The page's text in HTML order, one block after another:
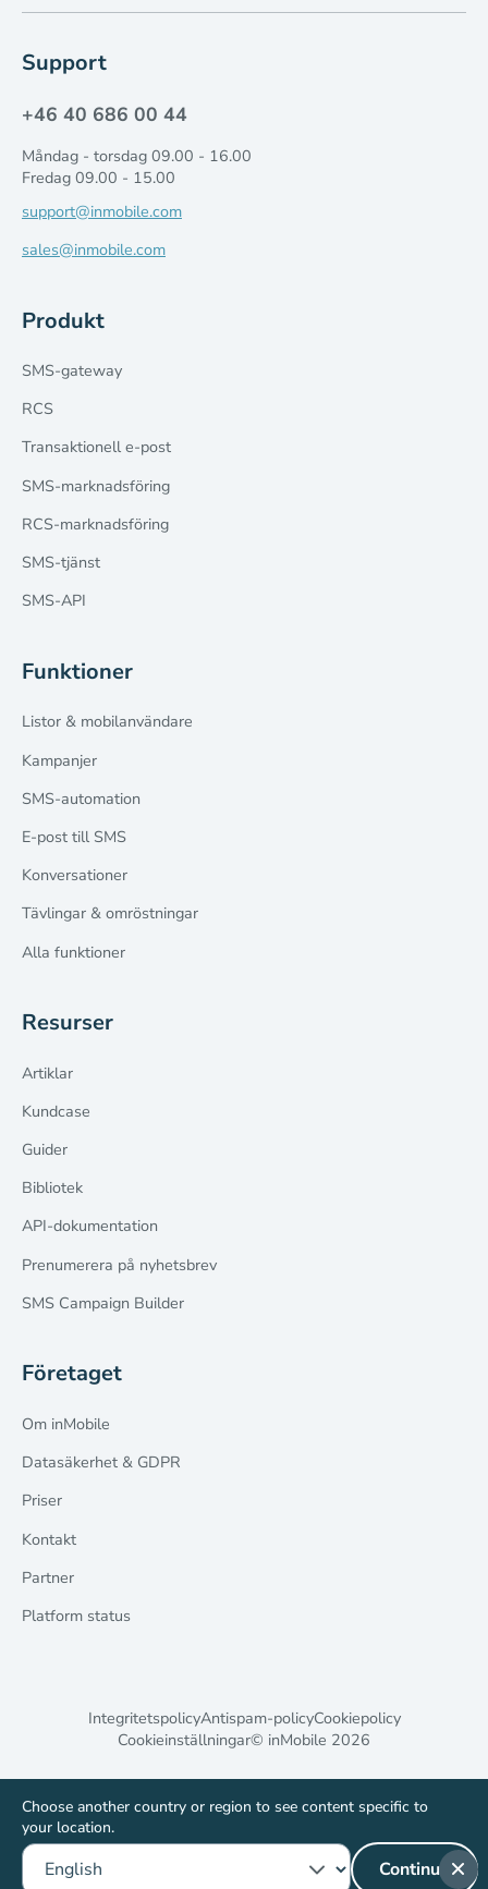
Choose another country or region to see content specific to
your location.
Continue
Support
+46 40 686 00 44
Måndag - torsdag 09.00 - 16.00
Fredag 09.00 - 15.00
support@inmobile.com
sales@inmobile.com
Produkt
SMS-gateway
RCS
Transaktionell e-post
SMS-marknadsföring
RCS-marknadsföring
SMS-tjänst
SMS-API
Funktioner
Listor & mobilanvändare
Kampanjer
SMS-automation
E-post till SMS
Konversationer
Tävlingar & omröstningar
Alla funktioner
Resurser
Artiklar
Kundcase
Guider
Bibliotek
API-dokumentation
Prenumerera på nyhetsbrev
SMS Campaign Builder
Företaget
Om inMobile
Datasäkerhet & GDPR
Priser
Kontakt
Partner
Platform status
IntegritetspolicyAntispam-policyCookiepolicy
Cookieinställningar© inMobile 2026